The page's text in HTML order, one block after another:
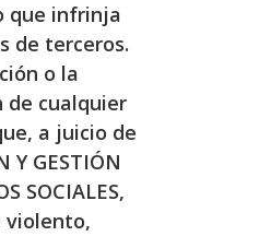
que infrinja
de terceros.
o la
de cualquier
a juicio de
Y GESTIÓN
SOCIALES,
violento,